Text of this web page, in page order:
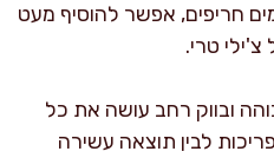
חריפים, אפשר להוסיף מעט
צ'ילי טרי.
ובווק רחב עושה את כל
לבין תוצאה עשירה